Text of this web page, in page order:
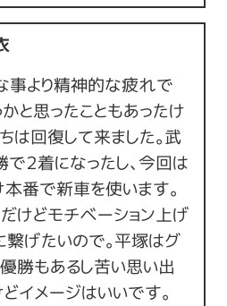
事より精神的な疲れで
と思ったこともあったけ
は回復して来ました。武
２着になったし、今回は
番で新車を使います。
けどモチベーション上げ
繋げたいので。平塚はグ
勝もあるし苦い思い出
イメージはいいです。